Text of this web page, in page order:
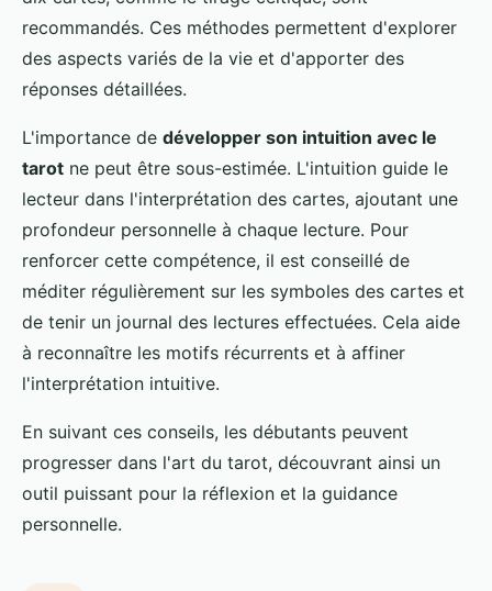
recommandés. Ces méthodes permettent d'explorer
des aspects variés de la vie et d'apporter des
réponses détaillées.
L'importance de développer son intuition avec le
tarot ne peut être sous-estimée. L'intuition guide le
lecteur dans l'interprétation des cartes, ajoutant une
profondeur personnelle à chaque lecture. Pour
renforcer cette compétence, il est conseillé de
méditer régulièrement sur les symboles des cartes et
de tenir un journal des lectures effectuées. Cela aide
à reconnaître les motifs récurrents et à affiner
l'interprétation intuitive.
En suivant ces conseils, les débutants peuvent
progresser dans l'art du tarot, découvrant ainsi un
outil puissant pour la réflexion et la guidance
personnelle.